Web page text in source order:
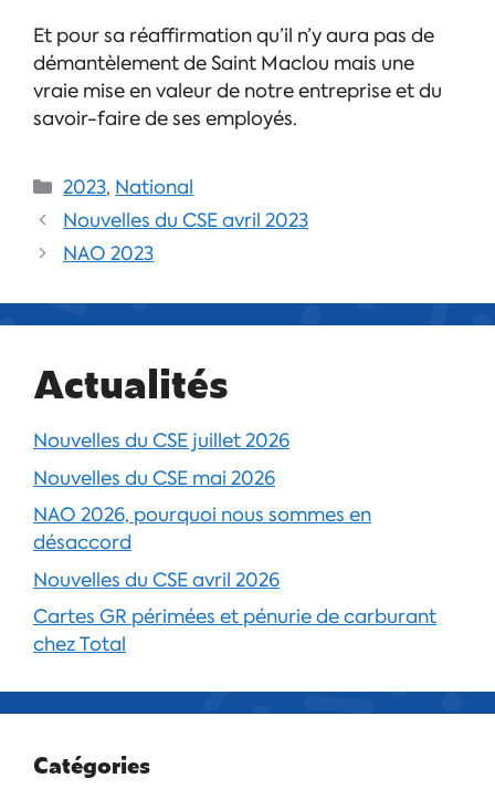
Et pour sa réaffirmation qu’il n’y aura pas de
démantèlement de Saint Maclou mais une
vraie mise en valeur de notre entreprise et du
savoir-faire de ses employés.
2023, National
Nouvelles du CSE avril 2023
NAO 2023
Actualités
Nouvelles du CSE juillet 2026
Nouvelles du CSE mai 2026
NAO 2026, pourquoi nous sommes en
désaccord
Nouvelles du CSE avril 2026
Cartes GR périmées et pénurie de carburant
chez Total
Catégories